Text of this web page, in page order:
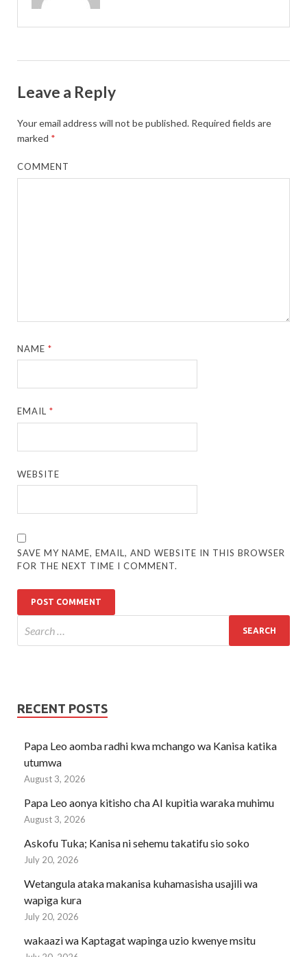
Leave a Reply
Your email address will not be published. Required fields are
marked *
COMMENT
NAME*
EMAIL*
WEBSITE
SAVE MY NAME, EMAIL, AND WEBSITE IN THIS BROWSER
FOR THE NEXT TIME I COMMENT.
RECENT POSTS
Papa Leo aomba radhi kwa mchango wa Kanisa katika
utumwa
August 3, 2026
Papa Leo aonya kitisho cha AI kupitia waraka muhimu
August 3, 2026
Askofu Tuka; Kanisa ni sehemu takatifu sio soko
July 20, 2026
Wetangula ataka makanisa kuhamasisha usajili wa
wapiga kura
July 20, 2026
wakaazi wa Kaptagat wapinga uzio kwenye msitu